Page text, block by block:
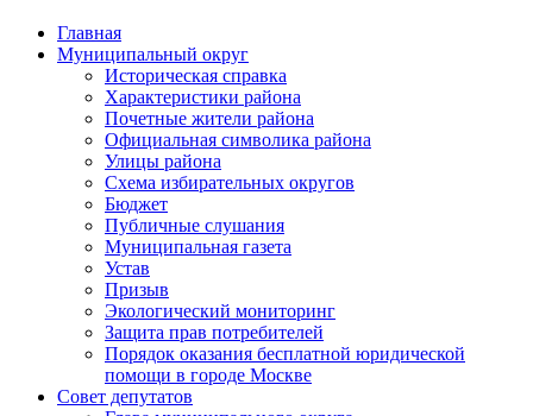
Главная
Муниципальный округ
Историческая справка
Характеристики района
Почетные жители района
Официальная символика района
Улицы района
Схема избирательных округов
Бюджет
Публичные слушания
Муниципальная газета
Устав
Призыв
Экологический мониторинг
Защита прав потребителей
Порядок оказания бесплатной юридической
помощи в городе Москве
Совет депутатов